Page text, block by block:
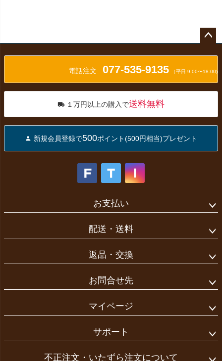
ップ
電話注文 077-535-9135 （平日 9:00〜18:00)
１万円以上の購入で送料無料
新規会員登録で500ポイント(500円相当)プレゼント
お支払い
配送・送料
返品・交換
お問合せ先
マイページ
サポート
不正注文・いたずら注文について